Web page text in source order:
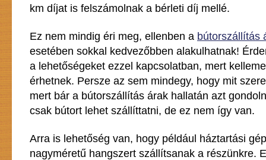
km díjat is felszámolnak a bérleti díj mellé.
Ez nem mindig éri meg, ellenben a bútorszállítás
esetében sokkal kedvezőbben alakulhatnak!
a lehetőségeket ezzel kapcsolatban, mert
érhetnek. Persze az sem mindegy, hogy mit
mert bár a bútorszállítás árak hallatán azt
csak bútort lehet szállíttatni, de ez nem így van.
Arra is lehetőség van, hogy például háztartási
nagyméretű hangszert szállítsanak a részünkre.